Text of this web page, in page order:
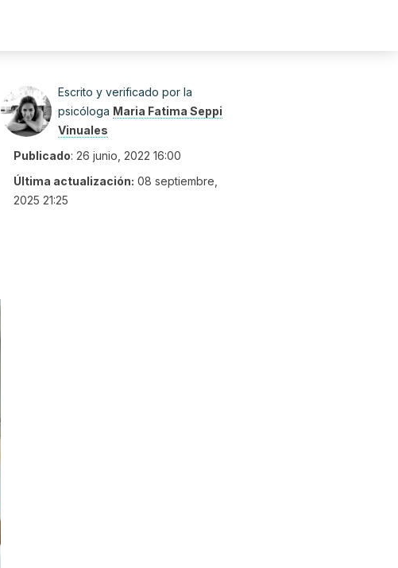
Escrito y verificado por la
psicóloga Maria Fatima Seppi
Vinuales
Publicado: 26 junio, 2022 16:00
Última actualización: 08 septiembre,
2025 21:25